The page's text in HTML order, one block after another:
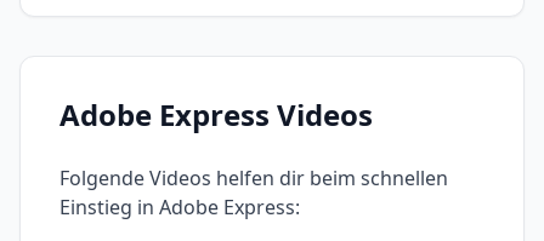
Adobe Express Videos
Folgende Videos helfen dir beim schnellen
Einstieg in Adobe Express: